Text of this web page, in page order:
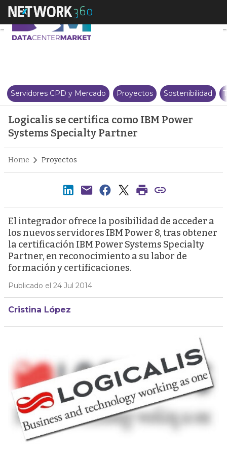
Logicalis se certifica como IBM
Servidores CPD y Mercado Proyectos Sostenibilidad
Logicalis se certifica como IBM Power
Systems Specialty Partner
Home Proyectos
El integrador ofrece la posibilidad de acceder a
los nuevos servidores IBM Power 8, tras obtener
la certificación IBM Power Systems Specialty
Partner, en reconocimiento a su labor de
formación y certificaciones.
Publicado el 24 Jul 2014
Cristina López